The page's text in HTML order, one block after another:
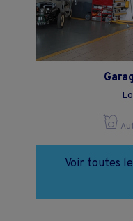
Voir toutes